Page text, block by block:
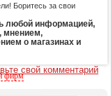
Боритесь за свои
любой информацией,
мнением,
о магазинах и
свой комментарий
фирм